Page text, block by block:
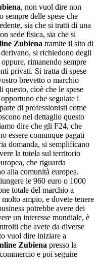
, non vuol dire non
sempre delle spese che
sia che si tratti di una
sede fisica, sia che si
Zubiena tramite il sito di
derivano, si richiedono degli
rimanendo sempre
privati. Si tratta di spese
brevetto o marchio
cioè che le spese
che seguiate i
di professionisti come
nel dettaglio questo
dire che gli F24, che
essere comunque pagati
domanda, si semplificano
la tutela sul territorio
che riguarda
alla comunità europea.
le 960 euro o 1000
totale del marchio a
ampio, e dovete tenere
potrebbe avere dei
un interesse mondiale, è
che avete da diverse
vuol dire iniziare a
Zubiena presso la
e poi seguire